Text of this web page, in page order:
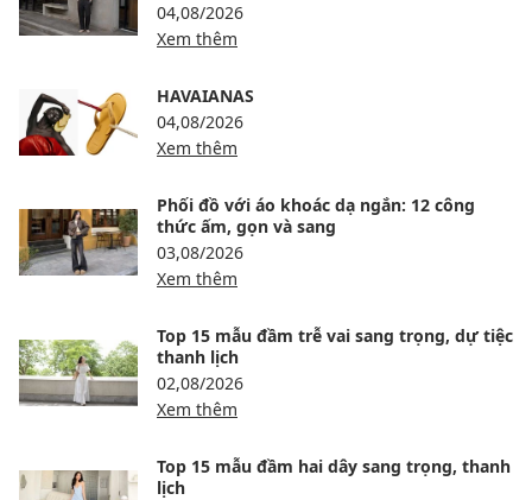
04,08/2026
Xem thêm
HAVAIANAS
04,08/2026
Xem thêm
Phối đồ với áo khoác dạ ngắn: 12 công
thức ấm, gọn và sang
03,08/2026
Xem thêm
Top 15 mẫu đầm trễ vai sang trọng, dự tiệc
thanh lịch
02,08/2026
Xem thêm
Top 15 mẫu đầm hai dây sang trọng, thanh
lịch